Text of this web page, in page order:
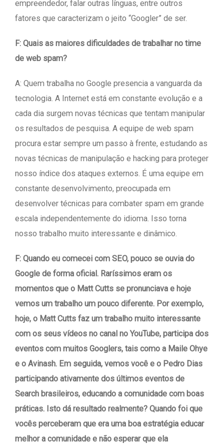
empreendedor, falar outras línguas, entre outros
fatores que caracterizam o jeito “Googler” de ser.
F: Quais as maiores dificuldades de trabalhar no time
de web spam?
A: Quem trabalha no Google presencia a vanguarda da
tecnologia. A Internet está em constante evolução e a
cada dia surgem novas técnicas que tentam manipular
os resultados de pesquisa. A equipe de web spam
procura estar sempre um passo à frente, estudando as
novas técnicas de manipulação e hacking para proteger
nosso índice dos ataques externos. É uma equipe em
constante desenvolvimento, preocupada em
desenvolver técnicas para combater spam em grande
escala independentemente do idioma. Isso torna
nosso trabalho muito interessante e dinâmico.
F: Quando eu comecei com SEO, pouco se ouvia do
Google de forma oficial. Raríssimos eram os
momentos que o Matt Cutts se pronunciava e hoje
vemos um trabalho um pouco diferente. Por exemplo,
hoje, o Matt Cutts faz um trabalho muito interessante
com os seus vídeos no canal no YouTube, participa dos
eventos com muitos Googlers, tais como a Maile Ohye
e o Avinash. Em seguida, vemos você e o Pedro Dias
participando ativamente dos últimos eventos de
Search brasileiros, educando a comunidade com boas
práticas. Isto dá resultado realmente? Quando foi que
vocês perceberam que era uma boa estratégia educar
melhor a comunidade e não esperar que ela